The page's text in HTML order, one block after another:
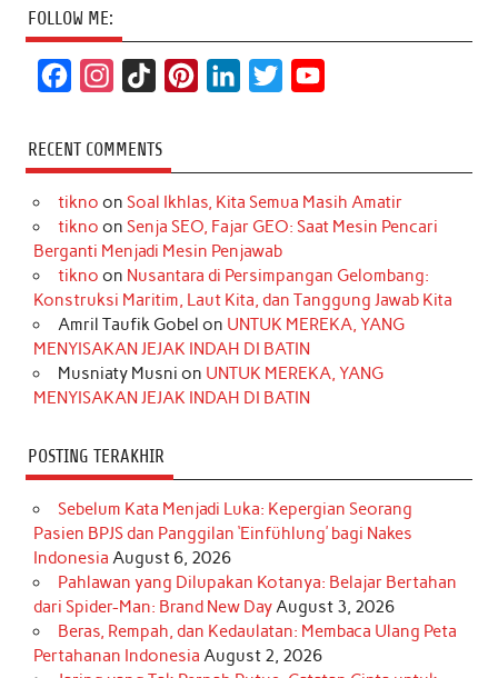
FOLLOW ME:
c
e
b
o
k
s
t
a
r
a
m
k
T
o
k
t
e
r
e
s
t
k
e
d
I
n
t
t
r
T
u
e
RECENT COMMENTS
tikno on Soal Ikhlas, Kita Semua Masih Amatir
tikno on Senja SEO, Fajar GEO: Saat Mesin Pencari
Berganti Menjadi Mesin Penjawab
tikno on Nusantara di Persimpangan Gelombang:
Konstruksi Maritim, Laut Kita, dan Tanggung Jawab Kita
Amril Taufik Gobel on UNTUK MEREKA, YANG
MENYISAKAN JEJAK INDAH DI BATIN
Musniaty Musni on UNTUK MEREKA, YANG
MENYISAKAN JEJAK INDAH DI BATIN
POSTING TERAKHIR
Sebelum Kata Menjadi Luka: Kepergian Seorang
Pasien BPJS dan Panggilan ‘Einfühlung’ bagi Nakes
Indonesia August 6, 2026
Pahlawan yang Dilupakan Kotanya: Belajar Bertahan
dari Spider-Man: Brand New DayAugust 3, 2026
Beras, Rempah, dan Kedaulatan: Membaca Ulang Peta
Pertahanan Indonesia August 2, 2026